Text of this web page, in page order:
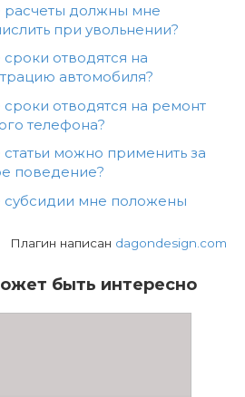
расчеты должны мне
при увольнении?
сроки отводятся на
автомобиля?
сроки отводятся на ремонт
телефона?
статьи можно применить за
поведение?
субсидии мне положены
Плагин написан dagondesign.com
быть интересно